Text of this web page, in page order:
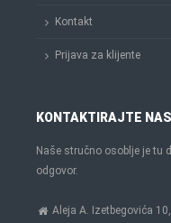
Kontakt
Prijava za klijente
KONTAKTIRAJTE NAS
Naše stručno osoblje je tu
odgovor.
Aleja A. Izetbegovića